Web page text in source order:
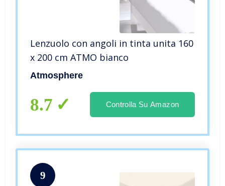
Lenzuolo con angoli in tinta unita 160
x 200 cm ATMO bianco
Atmosphere
8.7 Controlla Su Amazon
9